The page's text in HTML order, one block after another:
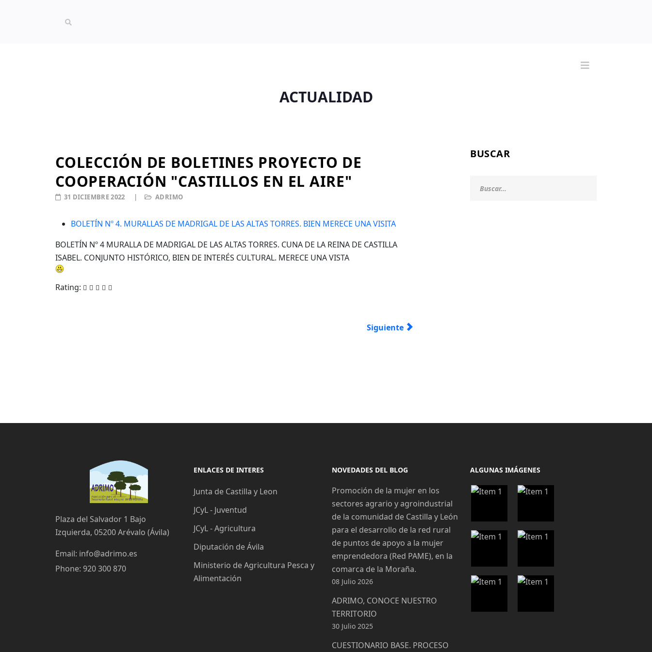
ACTUALIDAD
COLECCIÓN DE BOLETINES PROYECTO DE
COOPERACIÓN "CASTILLOS EN EL AIRE"
ADRIMO
31 DICIEMBRE 2022
BOLETÍN Nº 4. MURALLAS DE MADRIGAL DE LAS ALTAS TORRES. BIEN MERECE UNA VISITA
BOLETÍN Nº 4 MURALLA DE MADRIGAL DE LAS ALTAS TORRES. CUNA DE LA REINA DE CASTILLA
ISABEL. CONJUNTO HISTÓRICO, BIEN DE INTERÉS CULTURAL. MERECE UNA VISTA
Rating:
Artículo siguiente: COLECCIÓN DE BOLETINES PROYECTO DE
Siguiente
BUSCAR
Plaza del Salvador 1 Bajo
Izquierda, 05200 Arévalo (Ávila)
Email: info@adrimo.es
Phone: 920 300 870
ENLACES DE INTERES
Junta de Castilla y Leon
JCyL - Juventud
JCyL - Agricultura
Diputación de Ávila
Ministerio de Agricultura Pesca y
Alimentación
NOVEDADES DEL BLOG
Promoción de la mujer en los
sectores agrario y agroindustrial
de la comunidad de Castilla y León
para el desarrollo de la red rural
de puntos de apoyo a la mujer
emprendedora (Red PAME), en la
comarca de la Moraña.
08 Julio 2026
ADRIMO, CONOCE NUESTRO
TERRITORIO
30 Julio 2025
CUESTIONARIO BASE. PROCESO
ALGUNAS IMÁGENES